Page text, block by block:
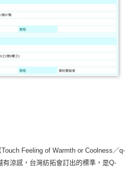
Feeling of Warmth or Coolness／q-
涼感，台灣紡拓會訂出的標準，是Q-